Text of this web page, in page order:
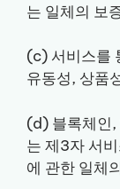
는 일체의 보
(c) 서비스를
유동성, 상품
(d) 블록체
는 제3자 서
에 관한 일체